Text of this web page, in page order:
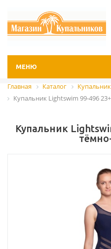
МЕНЮ
Главная Каталог
Купальник Lightswim 99-496
Купальник